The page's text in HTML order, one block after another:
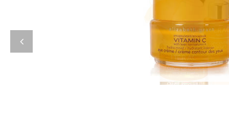
prev